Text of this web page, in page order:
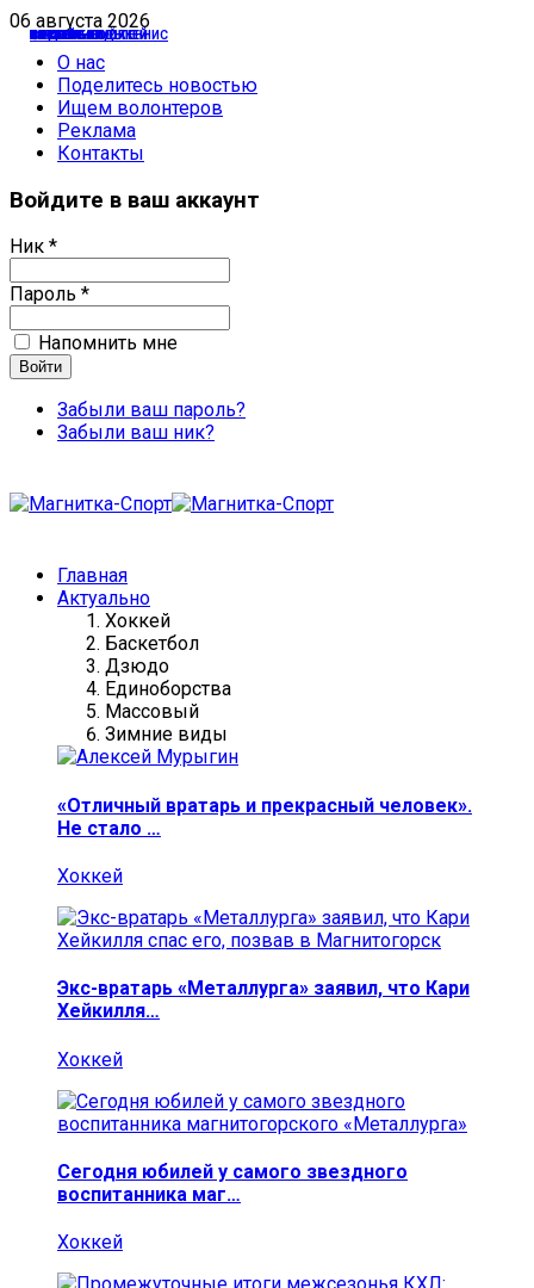
06 августа 2026
О нас
Поделитесь новостью
Ищем волонтеров
Реклама
Контакты
Войдите в ваш аккаунт
Ник *
Пароль *
Напомнить мне
Забыли ваш пароль?
Забыли ваш ник?
Главная
Актуально
Хоккей
Баскетбол
Дзюдо
Единоборства
Массовый
Зимние виды
«Отличный вратарь и прекрасный человек».
Не стало …
Хоккей
Экс-вратарь «Металлурга» заявил, что Кари
Хейкилля…
Хоккей
Сегодня юбилей у самого звездного
воспитанника маг…
Хоккей
БАСКЕТБОЛ
ХОККЕЙ
ИНТЕРВЬЮ ХОККЕЙ
СТРЕЛЬБА
БАСКЕТБОЛ
ХОККЕЙ
ВОДНЫЕ ВИДЫ
ИНТЕРВЬЮ ХОККЕЙ
БАСКЕТБОЛ
БАСКЕТБОЛ
ФУТБОЛ
БАСКЕТБОЛ
ХОККЕЙ
НАСТОЛЬНЫЙ ТЕННИС